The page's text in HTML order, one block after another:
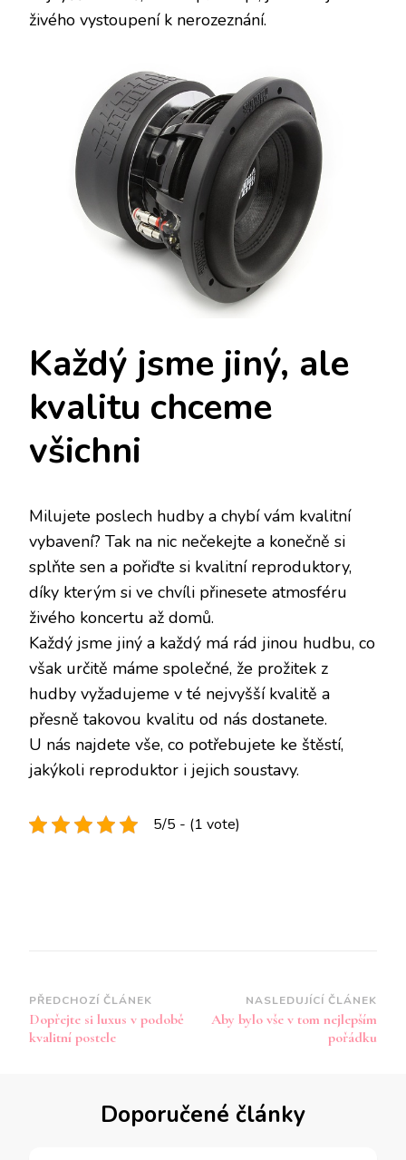
živého vystoupení k nerozeznání.
Každý jsme jiný, ale
kvalitu chceme
všichni
Milujete poslech hudby a chybí vám kvalitní
vybavení? Tak na nic nečekejte a konečně si
splňte sen a pořiďte si kvalitní reproduktory,
díky kterým si ve chvíli přinesete atmosféru
živého koncertu až domů.
Každý jsme jiný a každý má rád jinou hudbu, co
však určitě máme společné, že prožitek z
hudby vyžadujeme v té nejvyšší kvalitě a
přesně takovou kvalitu od nás dostanete.
U nás najdete vše, co potřebujete ke štěstí,
jakýkoli reproduktor i jejich soustavy.
5/5 - (1 vote)
Navigace
příspěvku
PŘEDCHOZÍ ČLÁNEK
Dopřejte si luxus v podobě
kvalitní postele
NASLEDUJÍCÍ ČLÁNEK
Aby bylo vše v tom nejlepším
pořádku
Doporučené články